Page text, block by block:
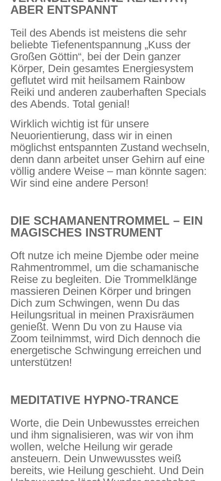
ABER ENTSPANNT
Teil des Abends ist meistens die sehr
beliebte Tiefenentspannung „Kuss der
Großen Göttin“, bei der Dein ganzer
Körper, Dein gesamtes Energiesystem
geflutet wird mit heilsamem Rainbow
Reiki und anderen zauberhaften Specials
des Abends. Total genial!
Wirklich wichtig ist für unsere
Neuorientierung, dass wir in einen
möglichst entspannten Zustand wechseln,
denn dann arbeitet unser Gehirn auf eine
völlig andere Weise – man könnte sagen:
Wir sind eine andere Person!
DIE SCHAMANENTROMMEL – EIN
MAGISCHES INSTRUMENT
Oft nutze ich meine Djembe oder meine
Rahmentrommel, um die schamanische
Reise zu begleiten. Die Trommelklänge
massieren Deinen Körper und bringen
Dich zum Schwingen, wenn Du das
Heilungsritual in meinen Praxisräumen
genießt. Wenn Du von zu Hause via
Zoom teilnimmst, wird Dich dennoch die
energetische Schwingung erreichen und
unterstützen!
MEDITATIVE HYPNO-TRANCE
Worte, die Dein Unbewusstes erreichen
und ihm signalisieren, was wir von ihm
wollen, welche Heilung wir gerade
ansteuern. Dein Unwewusstes weiß
bereits, wie Heilung geschieht. Und Dein